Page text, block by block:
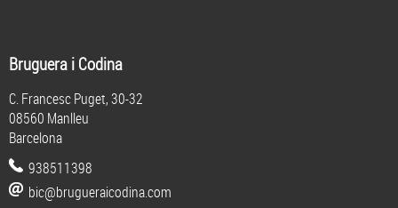
Bruguera i Codina
C. Francesc Puget, 30-32
08560 Manlleu
Barcelona
938511398
bic@brugueraicodina.com